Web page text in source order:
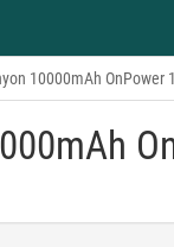
10000mAh OnPower